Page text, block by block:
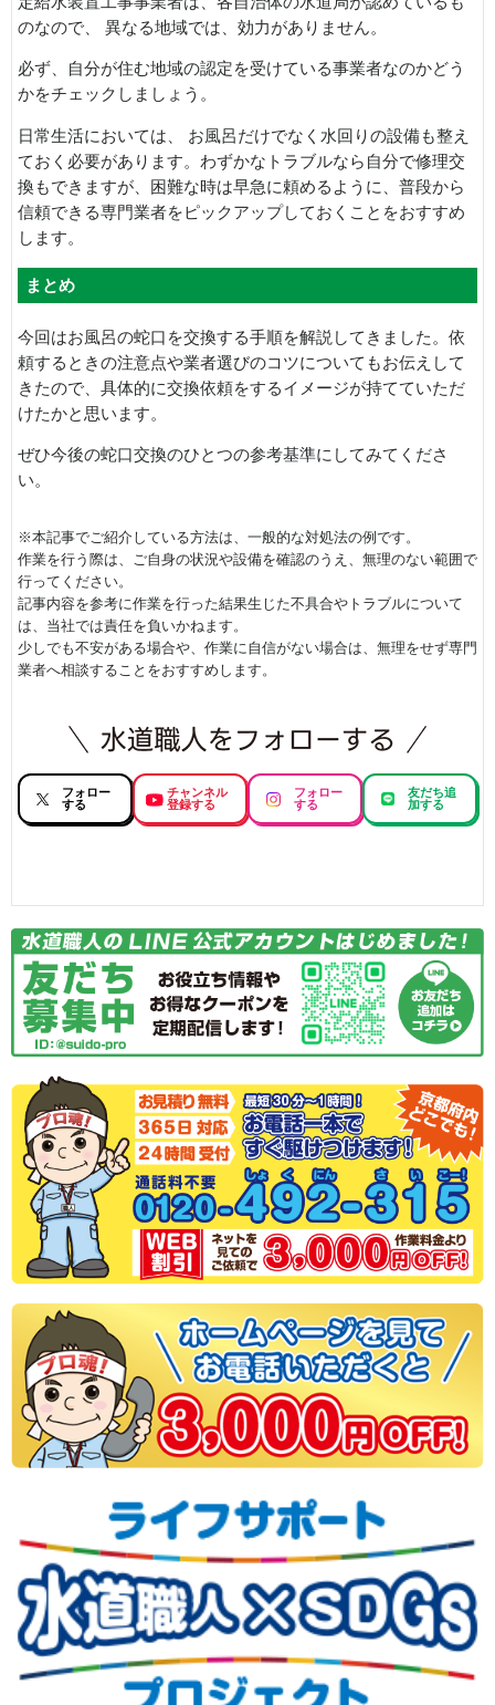
のなので、 異なる地域では、効力がありません。
必ず、自分が住む地域の認定を受けている事業者なのかどう
かをチェックしましょう。
日常生活においては、 お風呂だけでなく水回りの設備も整え
ておく必要があります。わずかなトラブルなら自分で修理交
換もできますが、困難な時は早急に頼めるように、普段から
信頼できる専門業者をピックアップしておくことをおすすめ
します。
まとめ
今回はお風呂の蛇口を交換する手順を解説してきました。依
頼するときの注意点や業者選びのコツについてもお伝えして
きたので、具体的に交換依頼をするイメージが持てていただ
けたかと思います。
ぜひ今後の蛇口交換のひとつの参考基準にしてみてくださ
い。
※本記事でご紹介している方法は、一般的な対処法の例です。
作業を行う際は、ご自身の状況や設備を確認のうえ、無理のない範囲で
行ってください。
記事内容を参考に作業を行った結果生じた不具合やトラブルについて
は、当社では責任を負いかねます。
少しでも不安がある場合や、作業に自信がない場合は、無理をせず専門
業者へ相談することをおすすめします。
フォロー
する
チャンネル
登録する
フォロー
する
友だち追
加する